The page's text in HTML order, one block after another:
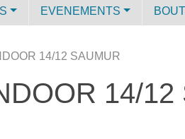
EVENEMENTS
14/12 SAUMUR
14/12